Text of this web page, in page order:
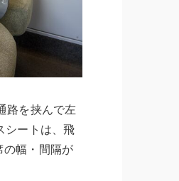
路を挟んで左
シートは、飛
の幅・間隔が